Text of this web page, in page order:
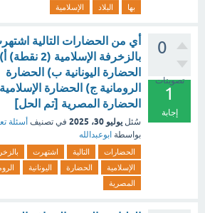
بها
البلاد الإسلامية
0
تصويتات
1
إجابة
أي من الحضارات التالية
بالزخرفة الإسلامية (2 نقطة) أ)
الحضارة اليونانية ب) الحضارة
الرومانية ج) الحضارة
الحضارة المصرية [تم الحل]
سُئل يوليو 30، 2025 في تصنيف أسئلة
بواسطة ابوعبدالله
الحضارات التالية اشتهرت
الإسلامية
الحضارة اليونانية
المصرية